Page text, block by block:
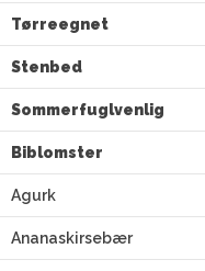
Tørreegnet
Stenbed
Sommerfuglvenlig
Biblomster
Agurk
Ananaskirsebær